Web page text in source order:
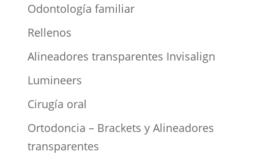
Odontología familiar
Rellenos
Alineadores transparentes Invisalign
Lumineers
Cirugía oral
Ortodoncia – Brackets y Alineadores
transparentes